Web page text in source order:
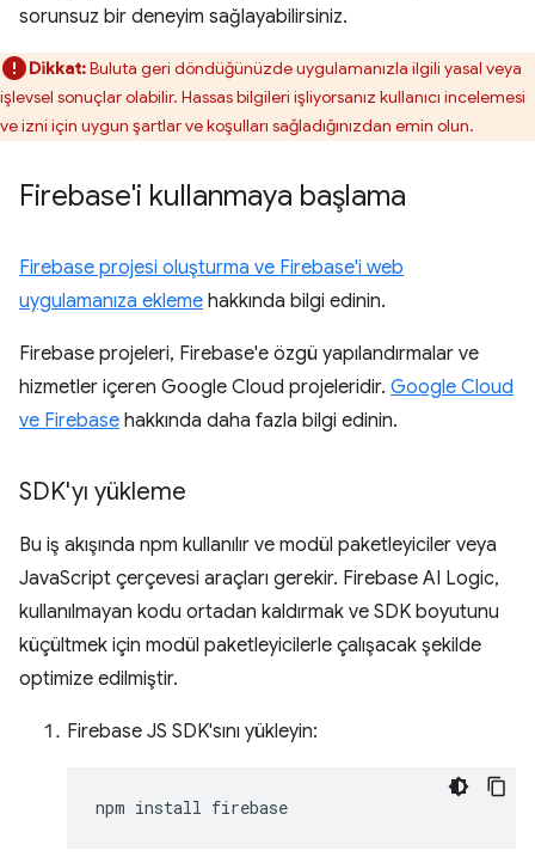
sorunsuz bir deneyim sağlayabilirsiniz.
Dikkat:Buluta geri döndüğünüzde uygulamanızla ilgili yasal veya
işlevsel sonuçlar olabilir. Hassas bilgileri işliyorsanız kullanıcı incelemesi
ve izni için uygun şartlar ve koşulları sağladığınızdan emin olun.
Firebase'i kullanmaya başlama
Firebase projesi oluşturma ve Firebase'i web
uygulamanıza ekleme hakkında bilgi edinin.
Firebase projeleri, Firebase'e özgü yapılandırmalar ve
hizmetler içeren Google Cloud projeleridir. Google Cloud
ve Firebase hakkında daha fazla bilgi edinin.
SDK'yı yükleme
Bu iş akışında npm kullanılır ve modül paketleyiciler veya
JavaScript çerçevesi araçları gerekir. Firebase AI Logic,
kullanılmayan kodu ortadan kaldırmak ve SDK boyutunu
küçültmek için modül paketleyicilerle çalışacak şekilde
optimize edilmiştir.
Firebase JS SDK'sını yükleyin:
npm install